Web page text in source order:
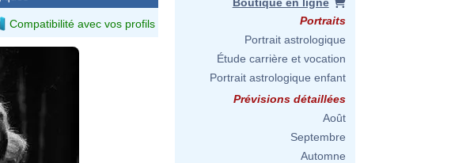
Compatibilité avec vos profils
Portraits
Portrait astrologique
Étude carrière et vocation
Portrait astrologique enfant
Prévisions détaillées
Août
Septembre
Automne